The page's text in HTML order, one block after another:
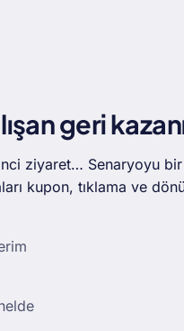
geri
ziyaret… Senaryoyu
kupon, tıklama ve